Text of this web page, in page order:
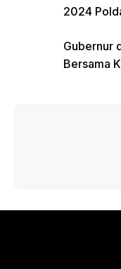
2024
Gubernur
Bersama